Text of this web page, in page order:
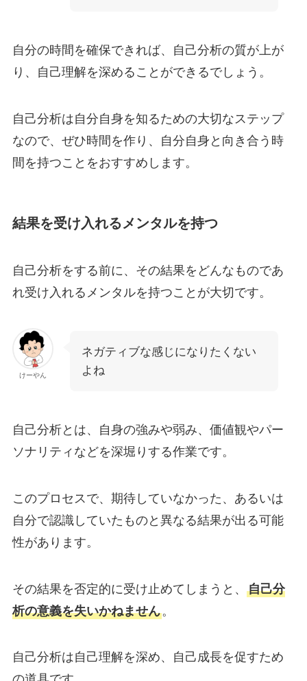
自分の時間を確保できれば、自己分析の質が上が
り、自己理解を深めることができるでしょう。
自己分析は自分自身を知るための大切なステップ
なので、ぜひ時間を作り、自分自身と向き合う時
間を持つことをおすすめします。
結果を受け入れるメンタルを持つ
自己分析をする前に、その結果をどんなものであ
れ受け入れるメンタルを持つことが大切です。
けーやん
ネガティブな感じになりたくない
よね
自己分析とは、自身の強みや弱み、価値観やパー
ソナリティなどを深堀りする作業です。
このプロセスで、期待していなかった、あるいは
自分で認識していたものと異なる結果が出る可能
性があります。
その結果を否定的に受け止めてしまうと、 自己分
析の意義を失いかねません。
自己分析は自己理解を深め、自己成長を促すため